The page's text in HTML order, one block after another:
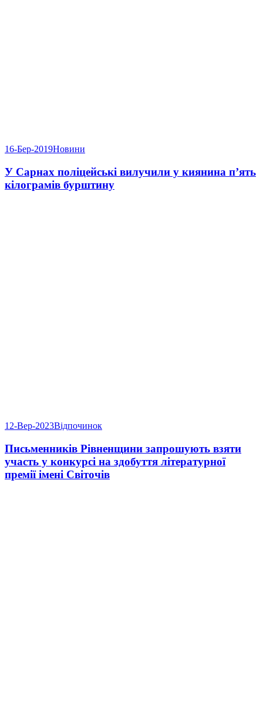
16-Бер-2019Новини
У Сарнах поліцейські вилучили у киянина п’ять
кілограмів бурштину
12-Вер-2023Відпочинок
Письменників Рівненщини запрошують взяти
участь у конкурсі на здобуття літературної
премії імені Світочів